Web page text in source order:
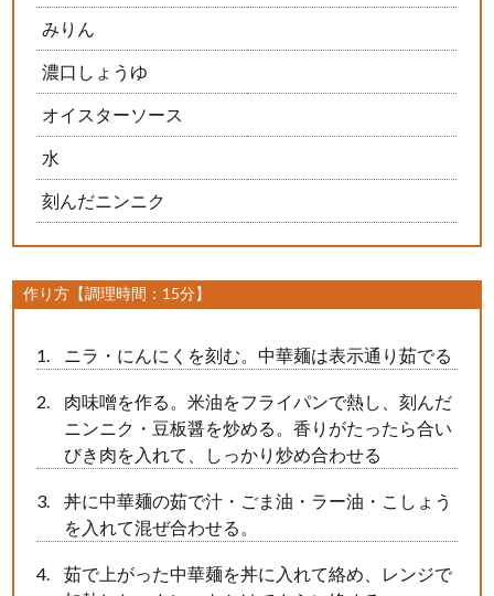
みりん
濃口しょうゆ
オイスターソース
水
刻んだニンニク
作り方【調理時間：15分】
ニラ・にんにくを刻む。中華麺は表示通り茹でる
肉味噌を作る。米油をフライパンで熱し、刻んだ
ニンニク・豆板醤を炒める。香りがたったら合い
びき肉を入れて、しっかり炒め合わせる
丼に中華麺の茹で汁・ごま油・ラー油・こしょう
を入れて混ぜ合わせる。
茹で上がった中華麺を丼に入れて絡め、レンジで